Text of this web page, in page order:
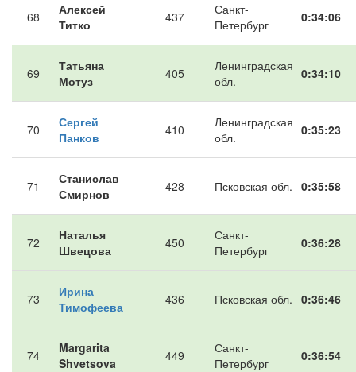
68
Алексей
Титко
437
Санкт-
Петербург
0:34:06
69
Татьяна
Мотуз
405
Ленинградская
обл.
0:34:10
70
Сергей
Панков
410
Ленинградская
обл.
0:35:23
71
Станислав
Смирнов
428 Псковская обл. 0:35:58
72
Наталья
Швецова
450
Санкт-
Петербург
0:36:28
73
Ирина
Тимофеева
436 Псковская обл. 0:36:46
74
Margarita
Shvetsova
449
Санкт-
Петербург
0:36:54